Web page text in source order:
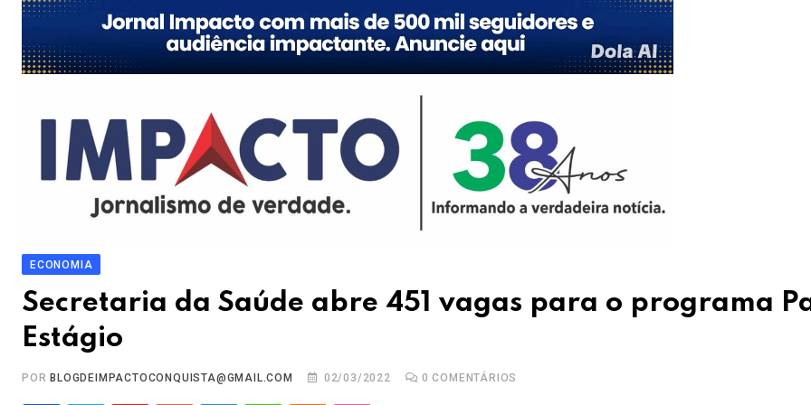
ECONOMIA
Secretaria da Saúde abre 451 vagas para o programa
Estágio
POR BLOGDEIMPACTOCONQUISTA@GMAIL.COM 02/03/2022 0 COMENTÁRIOS